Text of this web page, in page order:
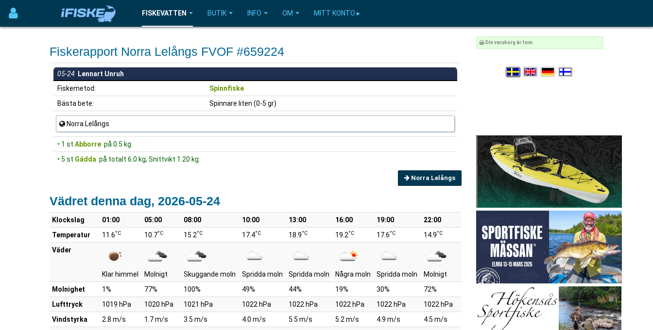
FISKEVATTEN BUTIK INFO OM MITT KONTO ▸
Fiskerapport Norra Lelångs FVOF #659224
05-24 Lennart Unruh
Fiskemetod:
Spinnfiske
Bästa bete:
Spinnare liten (0-5 gr)
Norra Lelångs
• 1 st Abborre på 0.5 kg.
• 5 st Gädda på totalt 6.0 kg, Snittvikt 1.20 kg.
Norra Lelångs
Vädret denna dag, 2026-05-24
Klockslag 01:00 05:00 08:00 10:00 13:00 16:00 19:00
22:00
Temperatur
11.6°C 10.7°C 15.2°C 17.4°C 18.9°C 19.2°C 17.6°C 14.9°C
Väder
Klar himmel Molnigt Skuggande moln Spridda moln Spridda moln Några moln Spridda moln
Molnigt
Molnighet
1% 77% 100% 49% 44% 19% 30%
72%
Lufttryck
1019 hPa 1020 hPa 1021 hPa 1022 hPa 1022 hPa 1022 hPa 1022 hPa
1022 hPa
Vindstyrka
2.8 m/s 1.7 m/s 3.5 m/s 4.0 m/s 5.5 m/s 5.2 m/s 4.9 m/s
4.5 m/s
Din varukorg är tom.